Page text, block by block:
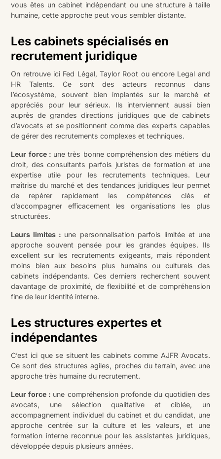
vous êtes un cabinet indépendant ou une structure à taille
humaine, cette approche peut vous sembler distante.
Les cabinets spécialisés en
recrutement juridique
On retrouve ici Fed Légal, Taylor Root ou encore Legal and
HR Talents. Ce sont des acteurs reconnus dans
l’écosystème, souvent bien implantés sur le marché et
appréciés pour leur sérieux. Ils interviennent aussi bien
auprès de grandes directions juridiques que de cabinets
d’avocats et se positionnent comme des experts capables
de gérer des recrutements complexes et techniques.
Leur force : une très bonne compréhension des métiers du
droit, des consultants parfois juristes de formation et une
expertise utile pour les recrutements techniques. Leur
maîtrise du marché et des tendances juridiques leur permet
de repérer rapidement les compétences clés et
d’accompagner efficacement les organisations les plus
structurées.
Leurs limites : une personnalisation parfois limitée et une
approche souvent pensée pour les grandes équipes. Ils
excellent sur les recrutements exigeants, mais répondent
moins bien aux besoins plus humains ou culturels des
cabinets indépendants. Ces derniers recherchent souvent
davantage de proximité, de flexibilité et de compréhension
fine de leur identité interne.
Les structures expertes et
indépendantes
C’est ici que se situent les cabinets comme AJFR Avocats.
Ce sont des structures agiles, proches du terrain, avec une
approche très humaine du recrutement.
Leur force : une compréhension profonde du quotidien des
avocats, une sélection qualitative et ciblée, un
accompagnement individuel du cabinet et du candidat, une
approche centrée sur la culture et les valeurs, et une
formation interne reconnue pour les assistantes juridiques,
développée depuis plusieurs années.